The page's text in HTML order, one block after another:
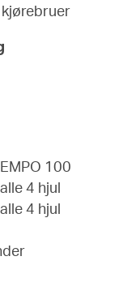
100
4 hjul
4 hjul